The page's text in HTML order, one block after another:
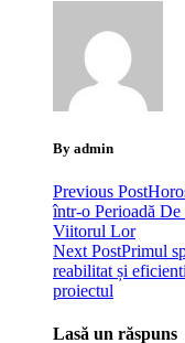
By admin
Previous Post
într-o Perioadă De
Viitorul Lor
Next PostPrimul
reabilitat și
proiectul
Lasă un răspuns